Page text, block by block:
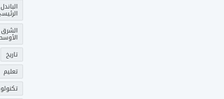
الباندل
الشرق
تاريخ
تعليم